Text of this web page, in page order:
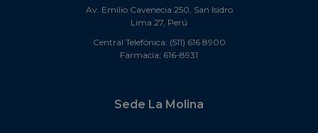
Av. Emilio Cavenecia 250, San Isidro
Lima 27, Perú
Central Telefónica: (511) 616 8900
Farmacia: 616-8931
Sede La Molina